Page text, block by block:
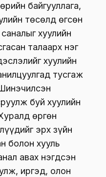
байгууллага,
төсөлд өгсөн
хуулийн
талаарх нэг
хуулийн
тусгаж
буй хуулийн
өргөн
эрх зүйн
болон хууль
авах нэгдсэн
иргэд, олон